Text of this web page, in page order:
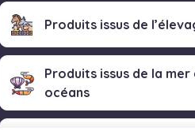
Produits issus de
Produits issus de la mer
océans